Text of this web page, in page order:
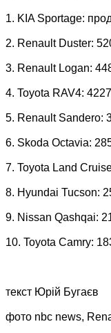
1. KIA Sportage:
2. Renault Duster:
3. Renault Logan:
4. Toyota RAV4:
5. Renault Sandero:
6. Skoda Octavia:
7. Toyota Land
8. Hyundai Tucson:
9. Nissan Qashqai:
10. Toyota Camry:
текст Юрій Бугаєв
фото nbc news,